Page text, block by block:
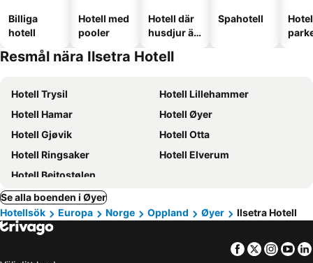
Billiga
hotell
Hotell med
pooler
Hotell där
husdjur är
Spahotell
Resmål nära Ilsetra Hotell
Hotell Trysil
Hotell Lillehammer
Hotell Hamar
Hotell Øyer
Hotell Gjøvik
Hotell Otta
Hotell Ringsaker
Hotell Elverum
Hotell Beitostølen
Se alla boenden i Øyer
Hotellsök
Europa Norge Oppland Øyer Ilsetra Hotell
Facebook
Twitter